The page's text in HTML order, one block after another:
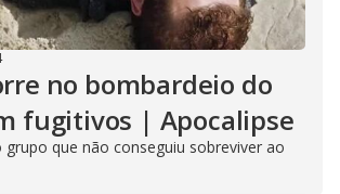
no bombardeio do
fugitivos | Apocalipse
grupo que não conseguiu sobreviver ao